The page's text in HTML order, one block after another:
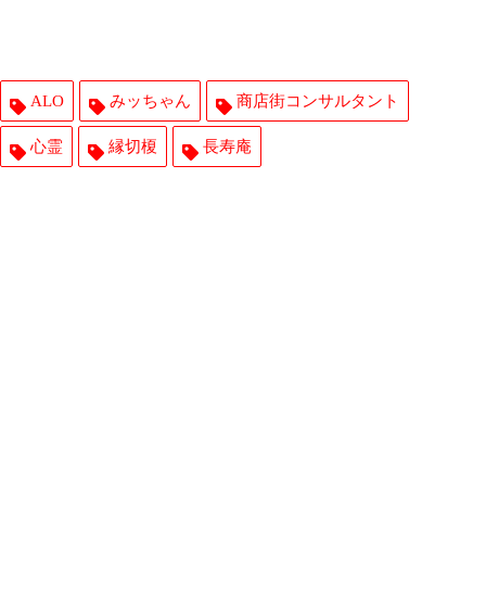
ALO みッちゃん 商店街コンサルタント
心霊 縁切榎 長寿庵